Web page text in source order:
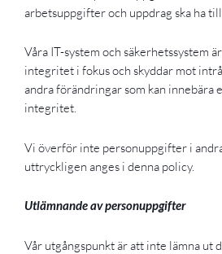
arbetsuppgifter och uppdrag ska ha
Våra IT-system och säkerhetssystem
integritet i fokus och skyddar mot
andra förändringar som kan innebära
integritet.
Vi överför inte personuppgifter i
uttryckligen anges i denna policy.
Utlämnande av personuppgifter
Vår utgångspunkt är att inte lämna ut